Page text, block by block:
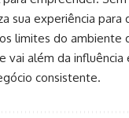
sua experiência para
limites do ambiente
vai além da influência
consistente.